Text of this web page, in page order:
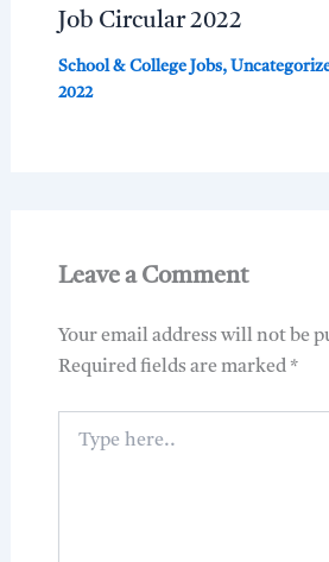
Job Circular 2022
School & College Jobs,
2022
Leave a Comment
Your email address will not be
Required fields are marked *
here..